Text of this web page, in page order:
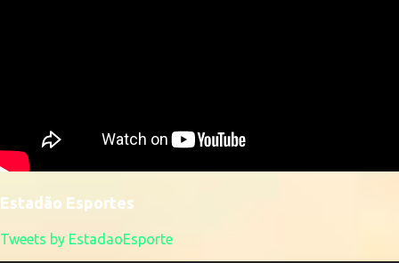
Estadão Esportes
Tweets by EstadaoEsporte